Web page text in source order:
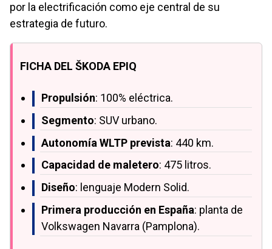
por la electrificación como eje central de su
estrategia de futuro.
FICHA DEL ŠKODA EPIQ
Propulsión: 100% eléctrica.
Segmento: SUV urbano.
Autonomía WLTP prevista: 440 km.
Capacidad de maletero: 475 litros.
Diseño: lenguaje Modern Solid.
Primera producción en España: planta de
Volkswagen Navarra (Pamplona).